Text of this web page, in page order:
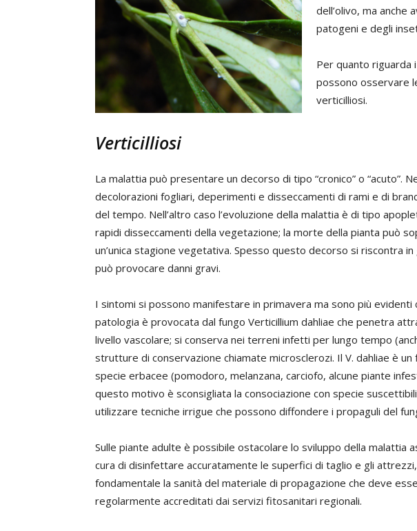
dell’olivo, ma anche
patogeni e degli
Per quanto riguarda
possono osservare
verticilliosi.
Verticilliosi
La malattia può presentare un decorso di tipo “cronico” o “acuto”.
decolorazioni fogliari, deperimenti e disseccamenti di rami e di
del tempo. Nell’altro caso l’evoluzione della malattia è di tipo
rapidi disseccamenti della vegetazione; la morte della pianta può
un’unica stagione vegetativa. Spesso questo decorso si riscontra
può provocare danni gravi.
I sintomi si possono manifestare in primavera ma sono più evidenti
patologia è provocata dal fungo Verticillium dahliae che penetra
livello vascolare; si conserva nei terreni infetti per lungo tempo
strutture di conservazione chiamate microsclerozi. Il V. dahliae è
specie erbacee (pomodoro, melanzana, carciofo, alcune piante
questo motivo è sconsigliata la consociazione con specie
utilizzare tecniche irrigue che possono diffondere i propaguli del
Sulle piante adulte è possibile ostacolare lo sviluppo della malattia
cura di disinfettare accuratamente le superfici di taglio e gli
fondamentale la sanità del materiale di propagazione che deve
regolarmente accreditati dai servizi fitosanitari regionali.